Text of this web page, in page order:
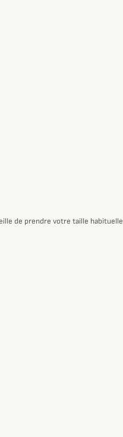
de prendre votre taille habituelle